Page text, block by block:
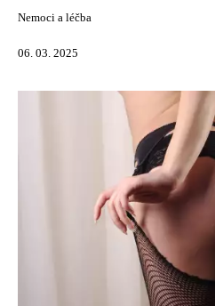
Nemoci a léčba
06. 03. 2025